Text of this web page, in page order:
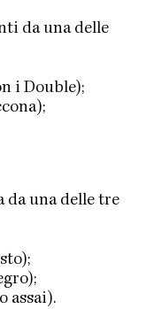
da una delle
i Double);
da una delle tre
assai).